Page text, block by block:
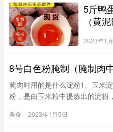
5斤鸭
（黄
2023年1
8号白色粉腌制（腌制肉
腌肉时用的是什么淀粉1、玉米
粉，是由玉米粒中提炼出的淀粉
到的淀粉，台湾叫太白粉。由马
美食 2023年1月5日